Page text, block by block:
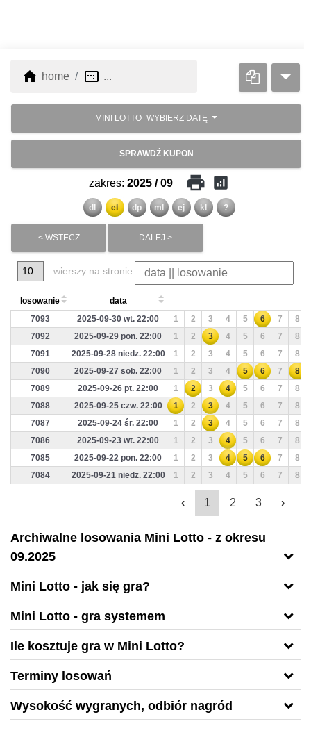
home home image_aspect_ratio ...
MINI LOTTO WYBIERZ DATĘ
SPRAWDŹ KUPON
zakres: 2025 / 09 print analytics
dl el dp ml ej kl ?
< WSTECZ DALEJ >
wierszy na stronie
losowanie
data
7093
2025-09-30 wt. 22:00 1 2 3 4 5 6 7
8
7092
2025-09-29 pon. 22:00 1 2 3 4 5 6 7
8
7091
2025-09-28 niedz. 22:00 1 2 3 4 5 6 7
8
7090
2025-09-27 sob. 22:00 1 2 3 4 5 6 7
8
7089
2025-09-26 pt. 22:00 1 2 3 4 5 6 7
8
7088
2025-09-25 czw. 22:00 1 2 3 4 5 6 7
8
7087
2025-09-24 śr. 22:00 1 2 3 4 5 6 7
8
7086
2025-09-23 wt. 22:00 1 2 3 4 5 6 7
8
7085
2025-09-22 pon. 22:00 1 2 3 4 5 6 7
8
7084
2025-09-21 niedz. 22:00 1 2 3 4 5 6 7 8
‹ 1 2 3 ›
Archiwalne losowania Mini Lotto - z okresu
09.2025
Mini Lotto - jak się gra?
Mini Lotto - gra systemem
Ile kosztuje gra w Mini Lotto?
Terminy losowań
Wysokość wygranych, odbiór nagród